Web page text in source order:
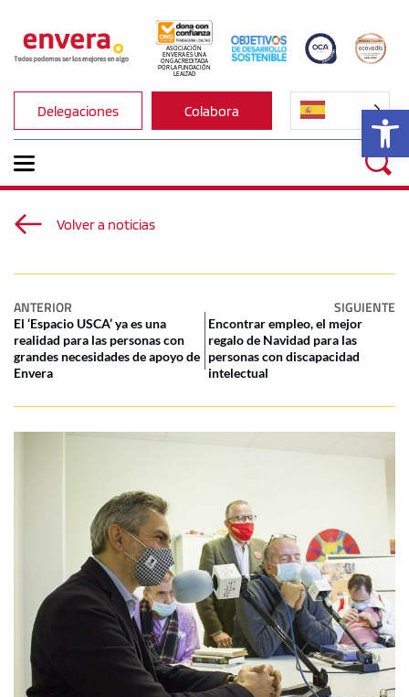
ASOCIACIÓN
ENVERA ES UNA
ONG ACREDITADA
POR LA FUNDACIÓN
LEALTAD
Delegaciones Colabora
Volver a noticias
ANTERIOR SIGUIENTE
El ‘Espacio USCA’ ya es una
realidad para las personas con
grandes necesidades de apoyo de
Envera
Encontrar empleo, el mejor
regalo de Navidad para las
personas con discapacidad
intelectual